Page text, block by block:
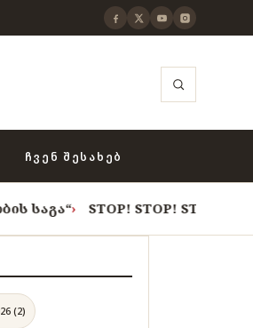
ᲩᲕᲔᲜ ᲨᲔᲡᲐᲮᲔᲑ
STOP! STOP! STOP! › როცა
(2)